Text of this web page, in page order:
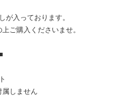
入っております。
ご購入くださいませ。
しません